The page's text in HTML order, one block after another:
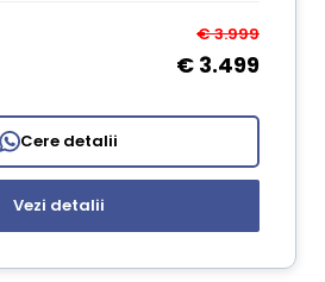
€ 3.999
€ 3.499
Cere detalii
Vezi detalii